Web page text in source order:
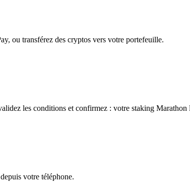
ou transférez des cryptos vers votre portefeuille.
les conditions et confirmez : votre staking Marathon
votre téléphone.